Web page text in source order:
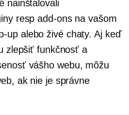
nainštalovali
respadd-onsna vašom
upalebo živé chaty. Aj keď
zlepšiť funkčnosť a
vášho webu, môžu
ak nie je správne